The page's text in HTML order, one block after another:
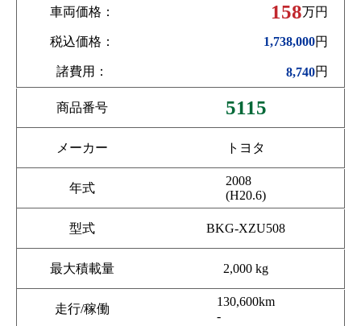
車両価格： 158万円
税込価格： 1,738,000円
諸費用： 8,740円
商品番号 5115
メーカー トヨタ
年式
2008
(H20.6)
型式 BKG-XZU508
最大積載量 2,000 kg
走行/稼働
130,600km
-